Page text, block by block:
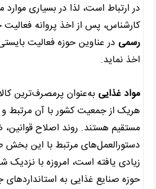
در ارتباط است، لذا در بسیاری
کارشناس، پس از اخذ پروانه
رسمی در عناوین حوزه فعالیت
اخذ نماید.
مواد غذایی به‌عنوان پرمصرف‌ترین
هریک از جمعیت کشور با آن مرتبط و
مستقیم هستند. روند اصلاح قوانین،
دستورالعمل‌های مرتبط با این
زیادی یافته است، امروزه با نزدیک
حوزه صنایع غذایی به